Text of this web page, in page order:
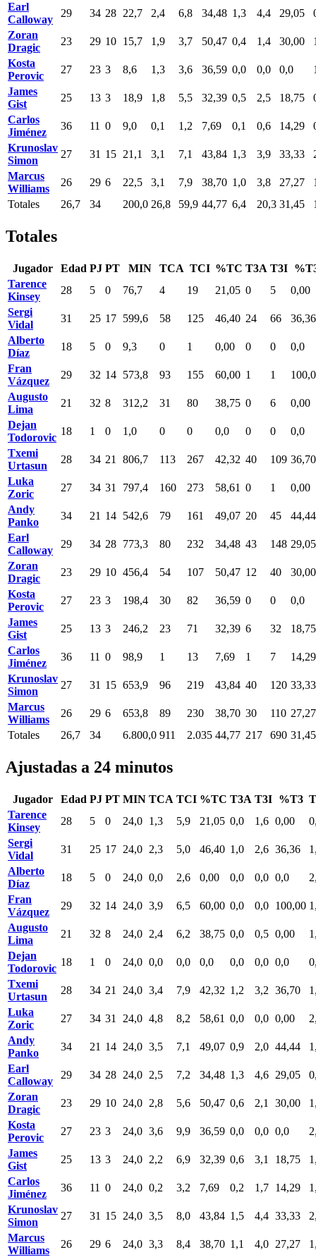
Earl
Calloway
29 34 28 22,7 2,4 6,8 34,48 1,3 4,4 29,05
Zoran
Dragic
23 29 10 15,7 1,9 3,7 50,47 0,4 1,4 30,00
Kosta
Perovic
27 23 3 8,6 1,3 3,6 36,59 0,0 0,0 0,0
James
Gist
25 13 3 18,9 1,8 5,5 32,39 0,5 2,5 18,75
Carlos
Jiménez
36 11 0 9,0 0,1 1,2 7,69 0,1 0,6 14,29
Krunoslav
Simon
27 31 15 21,1 3,1 7,1 43,84 1,3 3,9 33,33
Marcus
Williams
26 29 6 22,5 3,1 7,9 38,70 1,0 3,8 27,27
Totales
26,7 34 200,0 26,8 59,9 44,77 6,4 20,3 31,45
Totales
Jugador Edad PJ PT MIN TCA TCI %TC T3A T3I
Tarence
Kinsey
28 5 0 76,7 4 19 21,05 0 5
0,00
Sergi
Vidal
31 25 17 599,6 58 125 46,40 24 66
36,36
Alberto
Díaz
18 5 0 9,3 0 1 0,00 0 0
0,0
Fran
Vázquez
29 32 14 573,8 93 155 60,00 1 1
Augusto
Lima
21 32 8 312,2 31 80 38,75 0 6
0,00
Dejan
Todorovic
18 1 0 1,0 0 0 0,0 0 0
0,0
Txemi
Urtasun
28 34 21 806,7 113 267 42,32 40 109 36,70
Luka
Zoric
27 34 31 797,4 160 273 58,61 0 1
0,00
Andy
Panko
34 21 14 542,6 79 161 49,07 20 45
44,44
Earl
Calloway
29 34 28 773,3 80 232 34,48 43 148 29,05
Zoran
Dragic
23 29 10 456,4 54 107 50,47 12 40
30,00
Kosta
Perovic
27 23 3 198,4 30 82 36,59 0 0
0,0
James
Gist
25 13 3 246,2 23 71 32,39 6 32
18,75
Carlos
Jiménez
36 11 0 98,9 1 13 7,69 1 7
14,29
Krunoslav
Simon
27 31 15 653,9 96 219 43,84 40 120 33,33
Marcus
Williams
26 29 6 653,8 89 230 38,70 30 110 27,27
Totales
26,7 34 6.800,0 911 2.035 44,77 217 690 31,45
Ajustadas a 24 minutos
Jugador Edad PJ PT MIN TCA TCI %TC T3A T3I %T3
Tarence
Kinsey
28 5 0 24,0 1,3 5,9 21,05 0,0 1,6 0,00
Sergi
Vidal
31 25 17 24,0 2,3 5,0 46,40 1,0 2,6 36,36
Alberto
Díaz
18 5 0 24,0 0,0 2,6 0,00 0,0 0,0 0,0
Fran
Vázquez
29 32 14 24,0 3,9 6,5 60,00 0,0 0,0 100,00
Augusto
Lima
21 32 8 24,0 2,4 6,2 38,75 0,0 0,5 0,00
Dejan
Todorovic
18 1 0 24,0 0,0 0,0 0,0 0,0 0,0 0,0
Txemi
Urtasun
28 34 21 24,0 3,4 7,9 42,32 1,2 3,2 36,70
Luka
Zoric
27 34 31 24,0 4,8 8,2 58,61 0,0 0,0 0,00
Andy
Panko
34 21 14 24,0 3,5 7,1 49,07 0,9 2,0 44,44
Earl
Calloway
29 34 28 24,0 2,5 7,2 34,48 1,3 4,6 29,05
Zoran
Dragic
23 29 10 24,0 2,8 5,6 50,47 0,6 2,1 30,00
Kosta
Perovic
27 23 3 24,0 3,6 9,9 36,59 0,0 0,0 0,0
James
Gist
25 13 3 24,0 2,2 6,9 32,39 0,6 3,1 18,75
Carlos
Jiménez
36 11 0 24,0 0,2 3,2 7,69 0,2 1,7 14,29
Krunoslav
Simon
27 31 15 24,0 3,5 8,0 43,84 1,5 4,4 33,33
Marcus
Williams
26 29 6 24,0 3,3 8,4 38,70 1,1 4,0 27,27